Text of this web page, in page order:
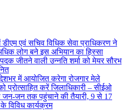
एवं सचिव विधिक सेवा प्राधिकरण ने
लोग बने इस अभियान का हिस्सा
जीतने वाली उन्नति शर्मा को मेयर सौरभ
में आयोजित करेगा रोजगार मेले
करें जिलाधिकारी – सीईओ
जन-जन तक पहुंचाने की तैयारी, 9 से 17
विविध कार्यक्रम